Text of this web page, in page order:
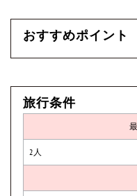
おすすめポイント
旅行条件
2人